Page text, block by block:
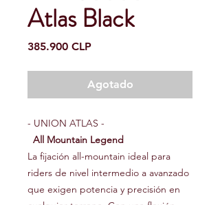
Atlas Black
385.900 CLPPrecio
Agotado
- UNION ATLAS -
All Mountain Legend
La fijación all-mountain ideal para
riders de nivel intermedio a avanzado
que exigen potencia y precisión en